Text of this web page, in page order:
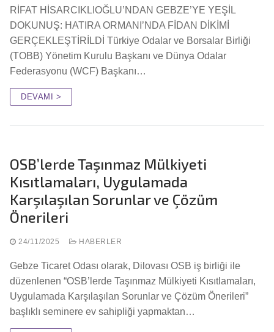
RİFAT HİSARCIKLIOĞLU’NDAN GEBZE’YE YEŞİL
DOKUNUŞ: HATIRA ORMANI’NDA FİDAN DİKİMİ
GERÇEKLEŞTİRİLDİ Türkiye Odalar ve Borsalar Birliği
(TOBB) Yönetim Kurulu Başkanı ve Dünya Odalar
Federasyonu (WCF) Başkanı…
DEVAMI >
OSB’lerde Taşınmaz Mülkiyeti
Kısıtlamaları, Uygulamada
Karşılaşılan Sorunlar ve Çözüm
Önerileri
24/11/2025 HABERLER
Gebze Ticaret Odası olarak, Dilovası OSB iş birliği ile
düzenlenen “OSB’lerde Taşınmaz Mülkiyeti Kısıtlamaları,
Uygulamada Karşılaşılan Sorunlar ve Çözüm Önerileri”
başlıklı seminere ev sahipliği yapmaktan…